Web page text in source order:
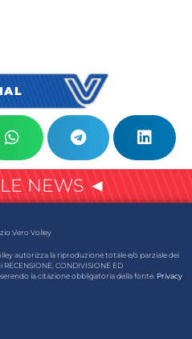
NEWS ◄
Vero Volley
autorizza la riproduzione totale e/o parziale dei
CONDIVISIONE ED
la citazione obbligatoria della fonte. Privacy